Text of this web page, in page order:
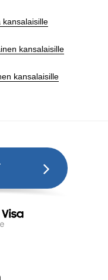
kansalaisille
kansalaisille
kansalaisille